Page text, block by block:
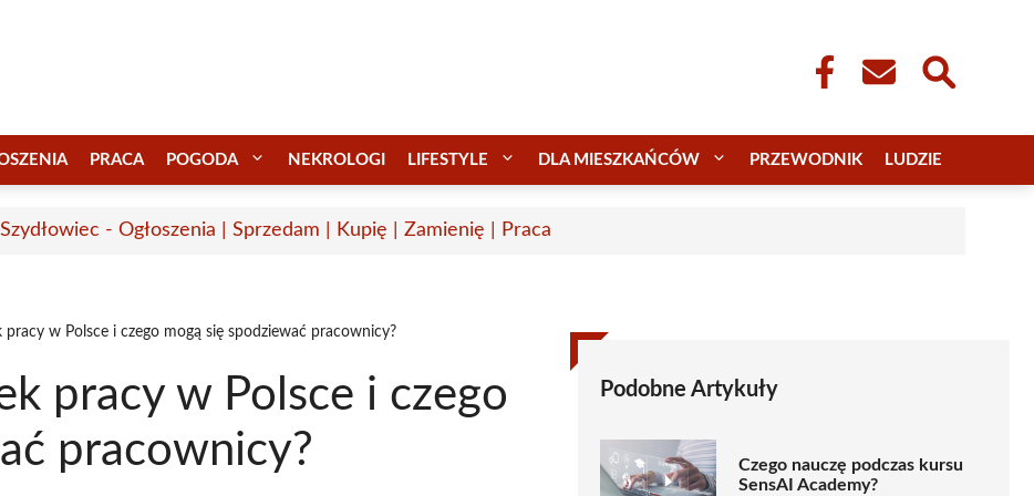
PRACA POGODA NEKROLOGI LIFESTYLE DLA MIESZKAŃCÓW PRZEWODNIK LUDZIE
Szydłowiec - Ogłoszenia | Sprzedam | Kupię | Zamienię | Praca
pracy w Polsce i czego mogą się spodziewać pracownicy?
pracy w Polsce i czego
pracownicy?
Podobne Artykuły
Czego nauczę podczas kursu
SensAI Academy?